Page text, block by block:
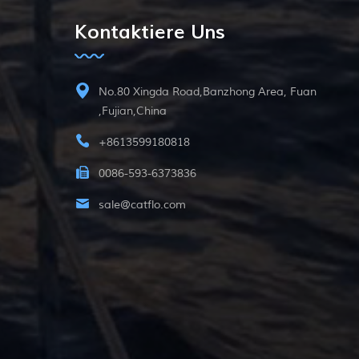
Kontaktiere Uns
No.80 Xingda Road,Banzhong Area, Fuan
,Fujian,China
+8613599180818
0086-593-6373836
sale@catflo.com